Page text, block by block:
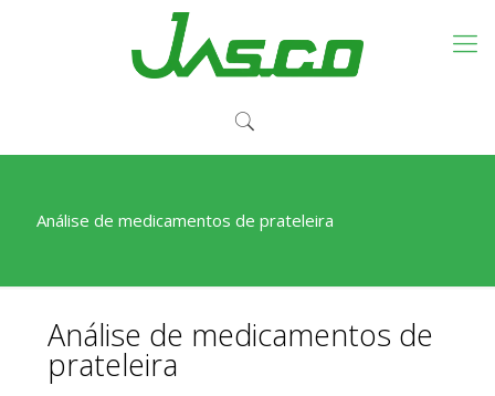
Análise de medicamentos de prateleira
Análise de medicamentos de
prateleira